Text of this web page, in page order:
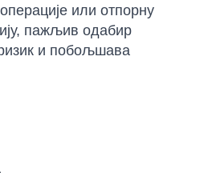
или отпорну
пажљив одабир
и побољшава